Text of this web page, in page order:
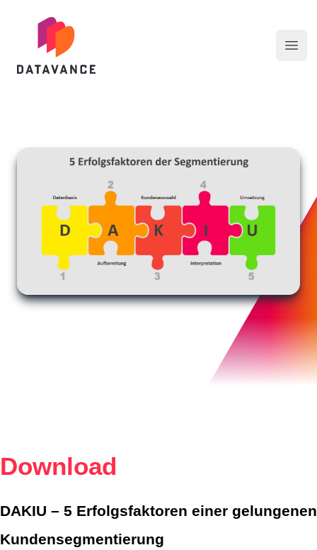
datavance GmbH
Download
DAKIU – 5 Erfolgsfaktoren einer gelungenen
Kundensegmentierung